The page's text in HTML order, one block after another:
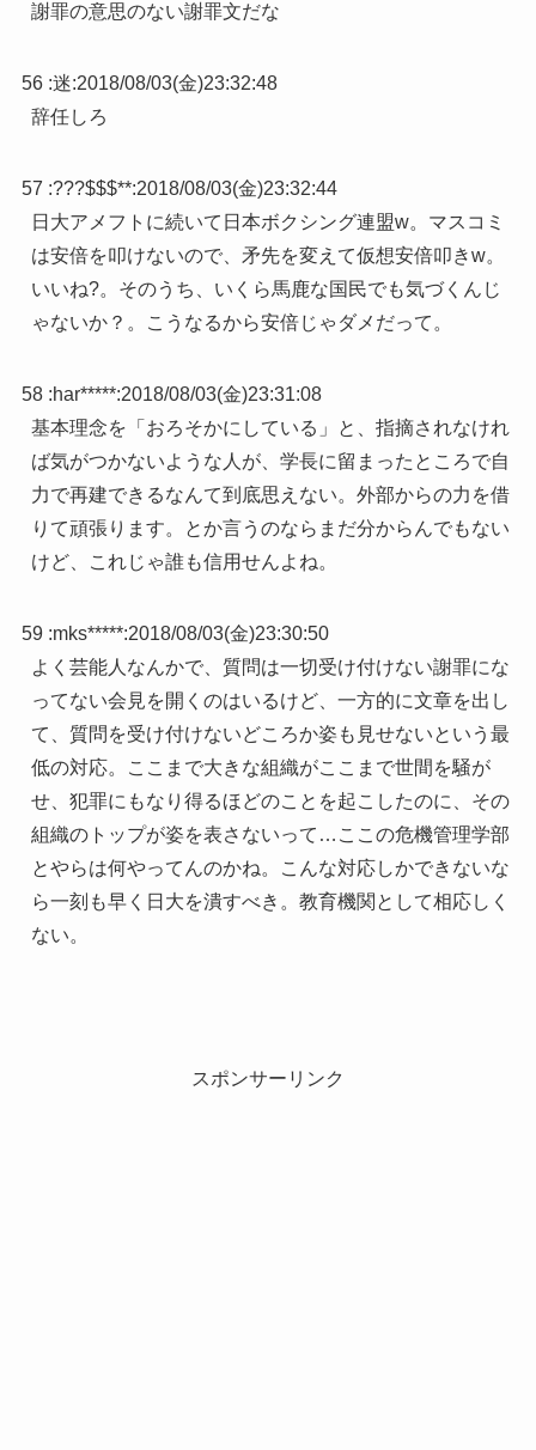
謝罪の意思のない謝罪文だな
56 :迷:2018/08/03(金)23:32:48
辞任しろ
57 :???$$$**:2018/08/03(金)23:32:44
日大アメフトに続いて日本ボクシング連盟w。マスコミ
は安倍を叩けないので、矛先を変えて仮想安倍叩きw。
いいね?。そのうち、いくら馬鹿な国民でも気づくんじ
ゃないか？。こうなるから安倍じゃダメだって。
58 :har*****:2018/08/03(金)23:31:08
基本理念を「おろそかにしている」と、指摘されなけれ
ば気がつかないような人が、学長に留まったところで自
力で再建できるなんて到底思えない。外部からの力を借
りて頑張ります。とか言うのならまだ分からんでもない
けど、これじゃ誰も信用せんよね。
59 :mks*****:2018/08/03(金)23:30:50
よく芸能人なんかで、質問は一切受け付けない謝罪にな
ってない会見を開くのはいるけど、一方的に文章を出し
て、質問を受け付けないどころか姿も見せないという最
低の対応。ここまで大きな組織がここまで世間を騒が
せ、犯罪にもなり得るほどのことを起こしたのに、その
組織のトップが姿を表さないって…ここの危機管理学部
とやらは何やってんのかね。こんな対応しかできないな
ら一刻も早く日大を潰すべき。教育機関として相応しく
ない。
スポンサーリンク